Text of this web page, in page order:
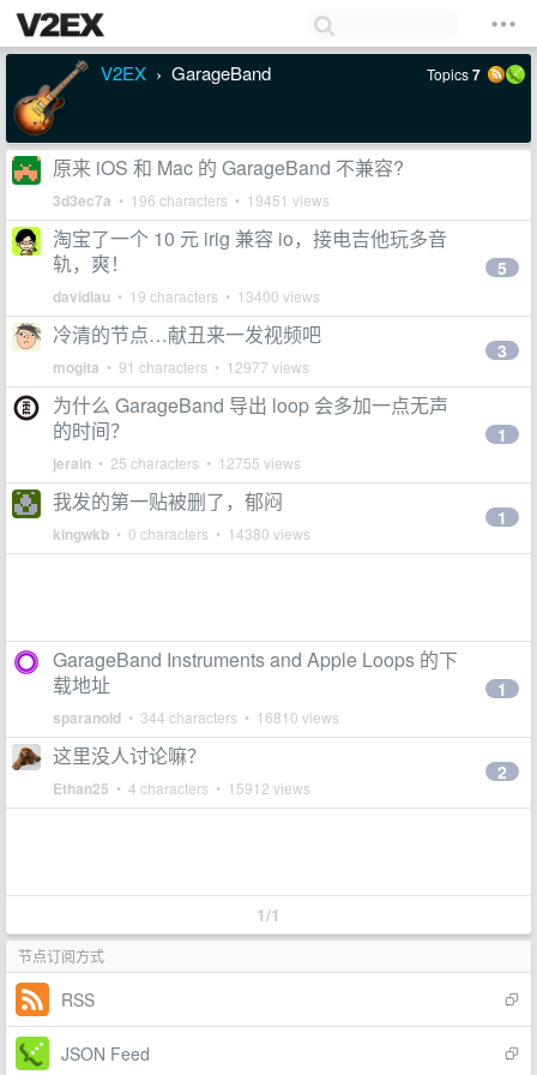
V2EX › GarageBand Topics7
原来 iOS 和 Mac 的 GarageBand 不兼容?
3d3ec7a • 196 characters • 19451 views
淘宝了一个 10 元 irig 兼容 io，接电吉他玩多音
轨，爽！
davidlau • 19 characters • 13400 views
5
冷清的节点…献丑来一发视频吧
mogita • 91 characters • 12977 views
3
为什么 GarageBand 导出 loop 会多加一点无声
的时间？
jerain • 25 characters • 12755 views
1
我发的第一贴被删了，郁闷
kingwkb • 0 characters • 14380 views
1
GarageBand Instruments and Apple Loops 的下
载地址
sparanoid • 344 characters • 16810 views
1
这里没人讨论嘛？
Ethan25 • 4 characters • 15912 views
2
1/1
节点订阅方式
RSS
JSON Feed